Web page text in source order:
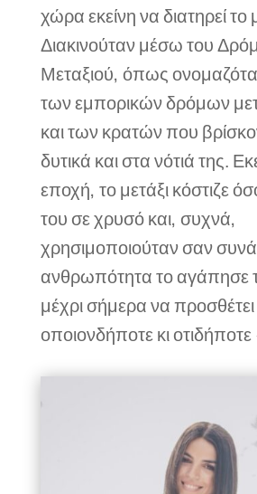
χώρα εκείνη να διατηρεί
Διακινούταν μέσω του
Μεταξιού, όπως
των εμπορικών δρόμων
και των κρατών που
δυτικά και στα νότιά της.
εποχή, το μετάξι κόστιζε
του σε χρυσό και, συχνά,
χρησιμοποιούταν σαν
ανθρωπότητα το αγάπησε
μέχρι σήμερα να
οποιονδήποτε κι οτιδήποτε